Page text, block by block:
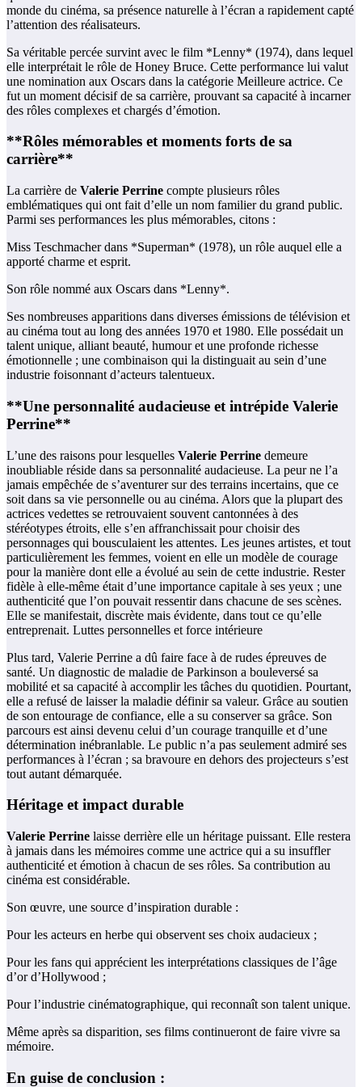
monde du cinéma, sa présence naturelle à l’écran a rapidement capté
l’attention des réalisateurs.
Sa véritable percée survint avec le film *Lenny* (1974), dans lequel
elle interprétait le rôle de Honey Bruce. Cette performance lui valut
une nomination aux Oscars dans la catégorie Meilleure actrice. Ce
fut un moment décisif de sa carrière, prouvant sa capacité à incarner
des rôles complexes et chargés d’émotion.
**Rôles mémorables et moments forts de sa
carrière**
La carrière de Valerie Perrine compte plusieurs rôles
emblématiques qui ont fait d’elle un nom familier du grand public.
Parmi ses performances les plus mémorables, citons :
Miss Teschmacher dans *Superman* (1978), un rôle auquel elle a
apporté charme et esprit.
Son rôle nommé aux Oscars dans *Lenny*.
Ses nombreuses apparitions dans diverses émissions de télévision et
au cinéma tout au long des années 1970 et 1980. Elle possédait un
talent unique, alliant beauté, humour et une profonde richesse
émotionnelle ; une combinaison qui la distinguait au sein d’une
industrie foisonnant d’acteurs talentueux.
**Une personnalité audacieuse et intrépide Valerie
Perrine**
L’une des raisons pour lesquelles Valerie Perrine demeure
inoubliable réside dans sa personnalité audacieuse. La peur ne l’a
jamais empêchée de s’aventurer sur des terrains incertains, que ce
soit dans sa vie personnelle ou au cinéma. Alors que la plupart des
actrices vedettes se retrouvaient souvent cantonnées à des
stéréotypes étroits, elle s’en affranchissait pour choisir des
personnages qui bousculaient les attentes. Les jeunes artistes, et tout
particulièrement les femmes, voient en elle un modèle de courage
pour la manière dont elle a évolué au sein de cette industrie. Rester
fidèle à elle-même était d’une importance capitale à ses yeux ; une
authenticité que l’on pouvait ressentir dans chacune de ses scènes.
Elle se manifestait, discrète mais évidente, dans tout ce qu’elle
entreprenait. Luttes personnelles et force intérieure
Plus tard, Valerie Perrine a dû faire face à de rudes épreuves de
santé. Un diagnostic de maladie de Parkinson a bouleversé sa
mobilité et sa capacité à accomplir les tâches du quotidien. Pourtant,
elle a refusé de laisser la maladie définir sa valeur. Grâce au soutien
de son entourage de confiance, elle a su conserver sa grâce. Son
parcours est ainsi devenu celui d’un courage tranquille et d’une
détermination inébranlable. Le public n’a pas seulement admiré ses
performances à l’écran ; sa bravoure en dehors des projecteurs s’est
tout autant démarquée.
Héritage et impact durable
Valerie Perrine laisse derrière elle un héritage puissant. Elle restera
à jamais dans les mémoires comme une actrice qui a su insuffler
authenticité et émotion à chacun de ses rôles. Sa contribution au
cinéma est considérable.
Son œuvre, une source d’inspiration durable :
Pour les acteurs en herbe qui observent ses choix audacieux ;
Pour les fans qui apprécient les interprétations classiques de l’âge
d’or d’Hollywood ;
Pour l’industrie cinématographique, qui reconnaît son talent unique.
Même après sa disparition, ses films continueront de faire vivre sa
mémoire.
En guise de conclusion :